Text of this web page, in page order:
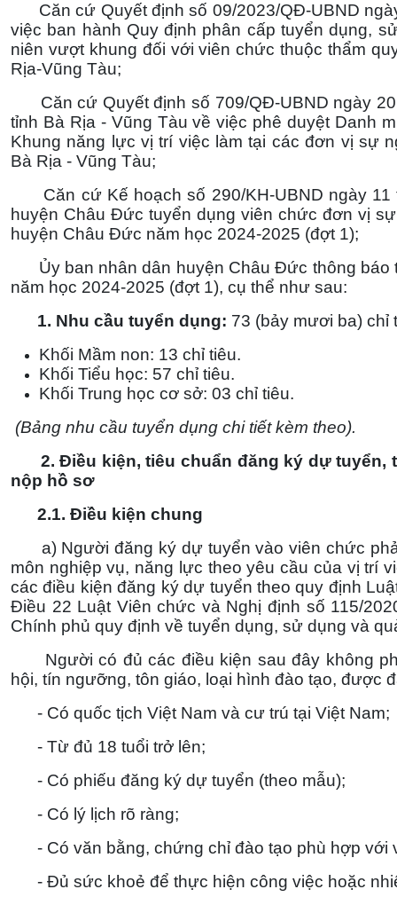
Căn cứ Quyết định số 09/2023/QĐ-UBND
việc ban hành Quy định phân cấp tuyển dụng,
niên vượt khung đối với viên chức thuộc thẩm
Rịa-Vũng Tàu;
Căn cứ Quyết định số 709/QĐ-UBND ngày 20
tỉnh Bà Rịa - Vũng Tàu về việc phê duyệt Danh
Khung năng lực vị trí việc làm tại các đơn vị sự
Bà Rịa - Vũng Tàu;
Căn cứ Kế hoạch số 290/KH-UBND ngày 11
huyện Châu Đức tuyển dụng viên chức đơn vị
huyện Châu Đức năm học 2024-2025 (đợt 1);
Ủy ban nhân dân huyện Châu Đức thông báo
năm học 2024-2025 (đợt 1), cụ thể như sau:
1. Nhu cầu tuyển dụng: 73 (bảy mươi ba) chỉ
Khối Mầm non: 13 chỉ tiêu.
Khối Tiểu học: 57 chỉ tiêu.
Khối Trung học cơ sở: 03 chỉ tiêu.
(Bảng nhu cầu tuyển dụng chi tiết kèm theo).
2. Điều kiện, tiêu chuẩn đăng ký dự
nộp hồ sơ
2.1. Điều kiện chung
a) Người đăng ký dự tuyển vào viên chức
môn nghiệp vụ, năng lực theo yêu cầu của vị trí
các điều kiện đăng ký dự tuyển theo quy định
Điều 22 Luật Viên chức và Nghị định số 115/
Chính phủ quy định về tuyển dụng, sử dụng và
Người có đủ các điều kiện sau đây không
hội, tín ngưỡng, tôn giáo, loại hình đào tạo, được
- Có quốc tịch Việt Nam và cư trú tại Việt Nam;
- Từ đủ 18 tuổi trở lên;
- Có phiếu đăng ký dự tuyển (theo mẫu);
- Có lý lịch rõ ràng;
- Có văn bằng, chứng chỉ đào tạo phù hợp với
- Đủ sức khoẻ để thực hiện công việc hoặc